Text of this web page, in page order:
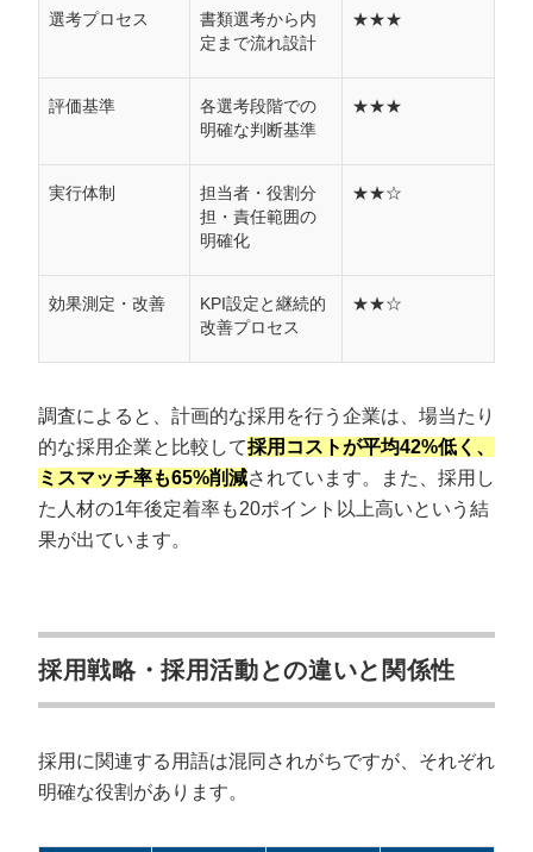
テクニック4：AI・データ分析活用の次世代面接手法
テクニック5：候補者エンゲージメント最適化戦略
採用目標達成を確実にする5つの成功要因
成功要因2：マルチチャネル戦略の最適化
成功要因3：候補者体験の戦略的設計
選考プロセス
書類選考から内
定まで流れ設計
★★★
評価基準
各選考段階での
明確な判断基準
★★★
実行体制
担当者・役割分
担・責任範囲の
明確化
★★☆
効果測定・改善
KPI設定と継続的
改善プロセス
★★☆
調査によると、計画的な採用を行う企業は、場当たり
的な採用企業と比較して採用コストが平均42%低く、
ミスマッチ率も65%削減されています。また、採用し
た人材の1年後定着率も20ポイント以上高いという結
果が出ています。
採用戦略・採用活動との違いと関係性
採用に関連する用語は混同されがちですが、それぞれ
明確な役割があります。